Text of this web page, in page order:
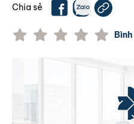
Chia sẻ